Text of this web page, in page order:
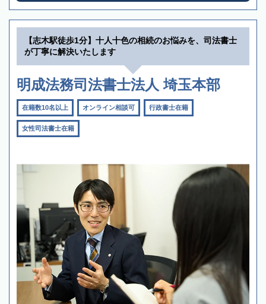
【志木駅徒歩1分】十人十色の相続のお悩みを、司法書士
が丁寧に解決いたします
明成法務司法書士法人 埼玉本部
在籍数10名以上 オンライン相談可 行政書士在籍
女性司法書士在籍